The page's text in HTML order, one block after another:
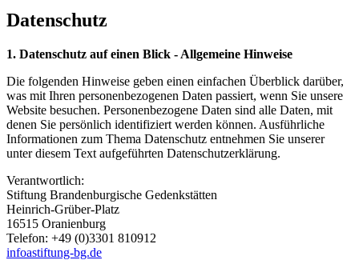
Datenschutz
1. Datenschutz auf einen Blick - Allgemeine Hinweise
Die folgenden Hinweise geben einen einfachen Überblick darüber,
was mit Ihren personenbezogenen Daten passiert, wenn Sie unsere
Website besuchen. Personenbezogene Daten sind alle Daten, mit
denen Sie persönlich identifiziert werden können. Ausführliche
Informationen zum Thema Datenschutz entnehmen Sie unserer
unter diesem Text aufgeführten Datenschutzerklärung.
Verantwortlich:
Stiftung Brandenburgische Gedenkstätten
Heinrich-Grüber-Platz
16515 Oranienburg
Telefon: +49 (0)3301 810912
infoastiftung-bg.de